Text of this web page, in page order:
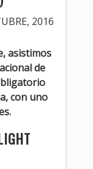
2016
asistimos
de
con uno